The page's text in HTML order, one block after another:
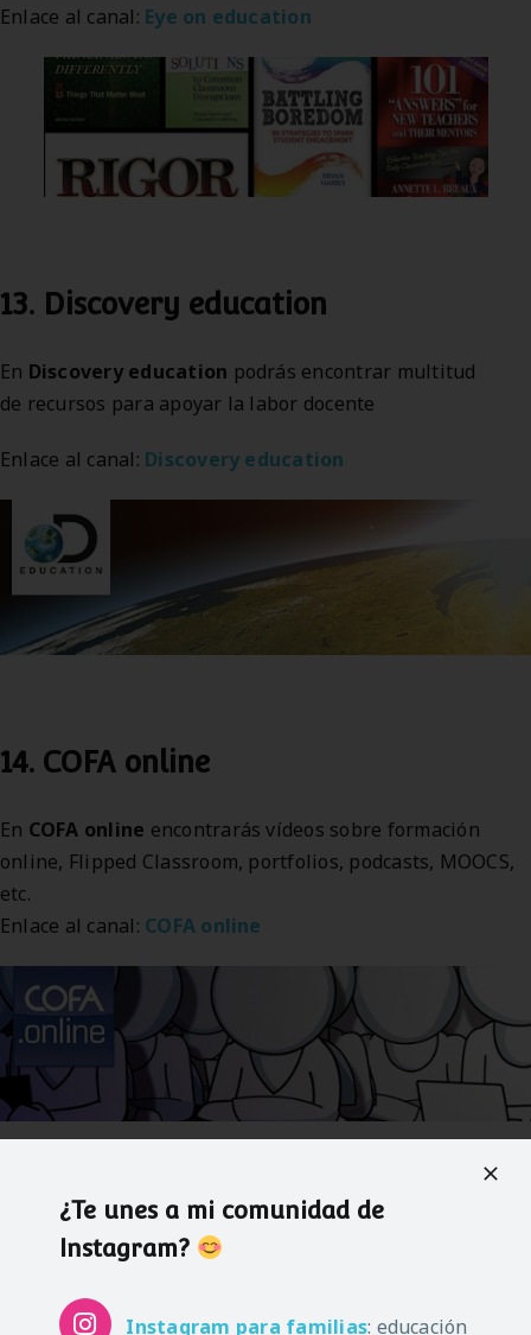
Enlace al canal: Eye on education
13. Discovery education
En Discovery education podrás encontrar multitud
de recursos para apoyar la labor docente
Enlace al canal: Discovery education
14. COFA online
En COFA online encontrarás vídeos sobre formación
online, Flipped Classroom, portfolios, podcasts, MOOCS,
etc.
Enlace al canal: COFA online
algún otro?¿Te unes a mi comunidad de
Instagram?
Instagram para familias: educación